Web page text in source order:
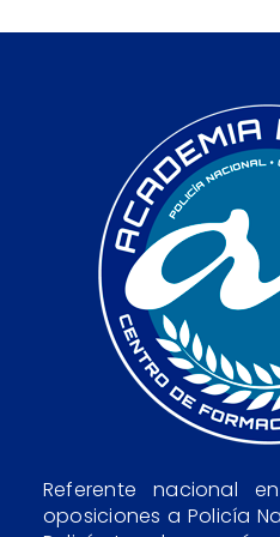
Referente nacional
oposiciones a Policía